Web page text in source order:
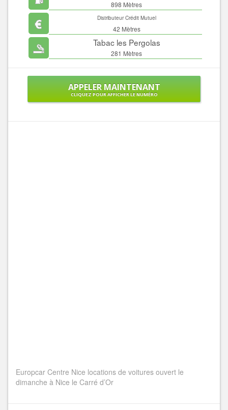
898 Mètres
Distributeur Crédit Mutuel
42 Mètres
Tabac les Pergolas
281 Mètres
APPELER MAINTENANT
CLIQUEZ POUR AFFICHER LE NUMÉRO
Europcar Centre Nice locations de voitures ouvert le
dimanche à Nice le Carré d’Or